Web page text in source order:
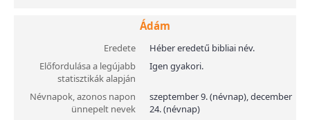
Ádám
Eredete
Héber eredetű bibliai név.
Előfordulása a legújabb
statisztikák alapján
Igen gyakori.
Névnapok, azonos napon
ünnepelt nevek
szeptember 9. (névnap), december
24. (névnap)